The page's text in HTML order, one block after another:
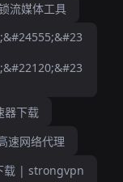
流媒体工具
器下载
速网络代理
载 | strongvpn